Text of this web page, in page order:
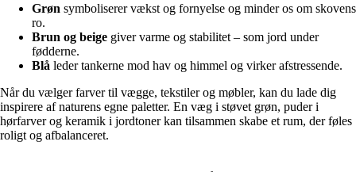
Grøn symboliserer vækst og fornyelse og minder os om skovens
ro.
Brun og beige giver varme og stabilitet – som jord under
fødderne.
Blå leder tankerne mod hav og himmel og virker afstressende.
Når du vælger farver til vægge, tekstiler og møbler, kan du lade dig
inspirere af naturens egne paletter. En væg i støvet grøn, puder i
hørfarver og keramik i jordtoner kan tilsammen skabe et rum, der føles
roligt og afbalanceret.